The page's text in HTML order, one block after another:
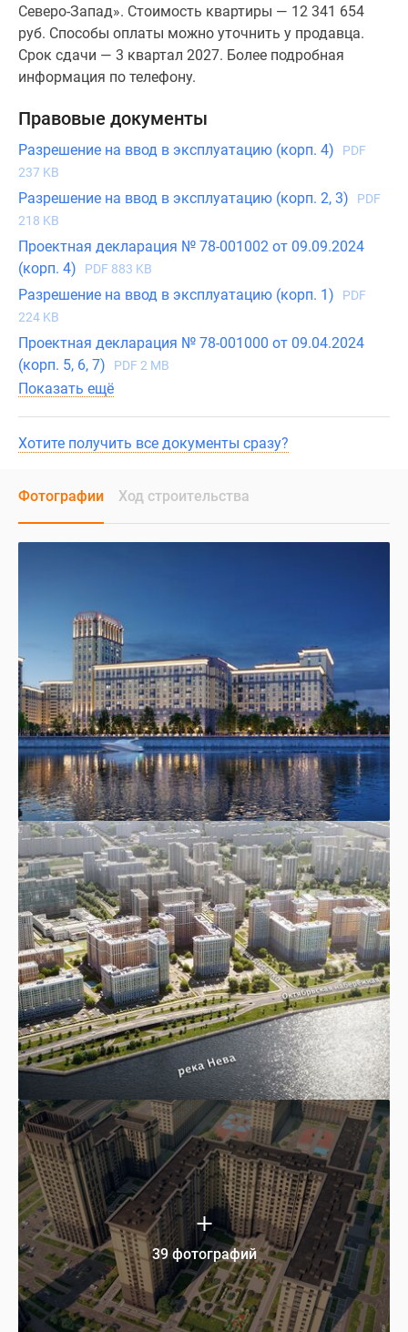
Северо-Запад». Стоимость квартиры — 12 341 654
руб. Способы оплаты можно уточнить у продавца.
Срок сдачи — 3 квартал 2027. Более подробная
информация по телефону.
Правовые документы
Разрешение на ввод в эксплуатацию (корп. 4)
PDF
237 KB
Разрешение на ввод в эксплуатацию (корп. 2, 3)
PDF
218 KB
Проектная декларация № 78-001002 от 09.09.2024
(корп. 4)
PDF 883 KB
Разрешение на ввод в эксплуатацию (корп. 1)
PDF
224 KB
Проектная декларация № 78-001000 от 09.04.2024
(корп. 5, 6, 7)
PDF 2 MB
Показать ещё
Хотите получить все документы сразу?
Фотографии Ход строительства
39 фотографий